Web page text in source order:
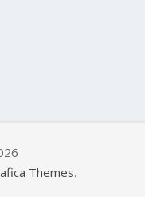
Themes.